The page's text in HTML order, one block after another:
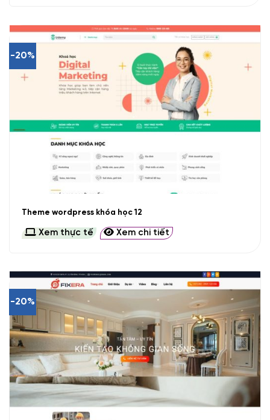
-20%
Theme wordpress khóa học 12
Xem thực tế Xem chi tiết
-20%